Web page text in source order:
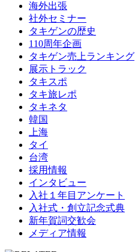
海外出張
社外セミナー
タキゲンの歴史
110周年企画
タキゲン売上ランキング
展示トラック
タキスポ
タキ旅レポ
タキネタ
韓国
上海
タイ
台湾
採用情報
インタビュー
入社１年目アンケート
入社式・創立記念式典
新年賀詞交歓会
メディア情報